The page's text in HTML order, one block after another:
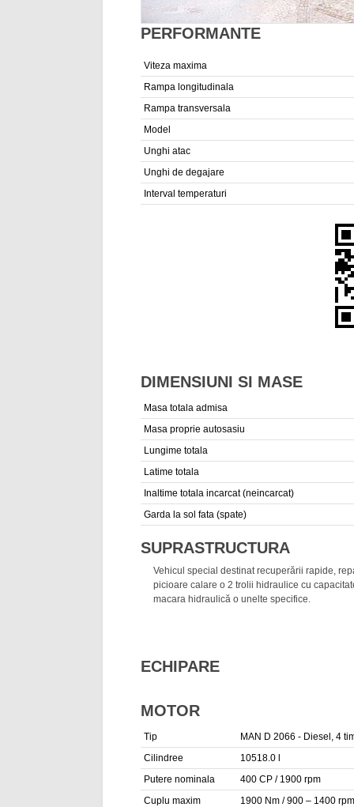
PERFORMANTE
Viteza maxima
Rampa longitudinala
Rampa transversala
Model
Unghi atac
Unghi de degajare
Interval temperaturi
DIMENSIUNI SI MASE
Masa totala admisa
Masa proprie autosasiu
Lungime totala
Latime totala
Inaltime totala incarcat (neincarcat)
Garda la sol fata (spate)
SUPRASTRUCTURA
Vehicul special destinat recuperării rapide,
picioare calare o 2 trolii hidraulice cu
macara hidraulică o unelte specifice.
ECHIPARE
MOTOR
Tip
MAN D 2066 - Diesel, 4
Cilindree
10518.0 l
Putere nominala
400 CP / 1900 rpm
Cuplu maxim
1900 Nm / 900 – 1400 rpm